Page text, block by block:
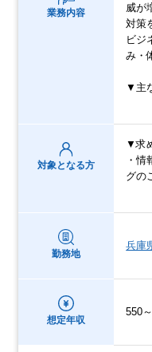
業務内容
威が
対策
ビジ
み・
▼主
対象となる方
▼求
・
グの
勤務地
兵庫
想定年収
550